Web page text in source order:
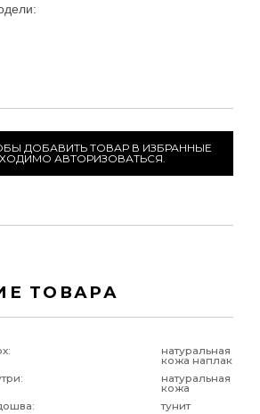
ДОБАВИТЬ ТОВАР В ИЗБРАННЫЕ
АВТОРИЗОВАТЬСЯ.
ТОВАРА
натуральная
кожа наплак
натуральная
кожа
тунит